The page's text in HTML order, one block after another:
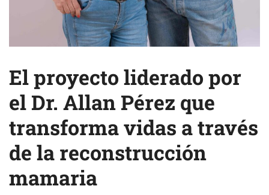
El proyecto liderado por
el Dr. Allan Pérez que
transforma vidas a través
de la reconstrucción
mamaria